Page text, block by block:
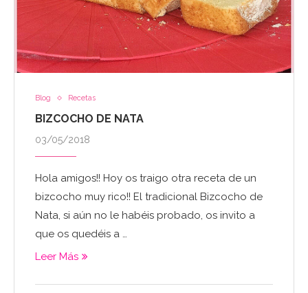
Blog Recetas
BIZCOCHO DE NATA
03/05/2018
Hola amigos!! Hoy os traigo otra receta de un
bizcocho muy rico!! El tradicional Bizcocho de
Nata, si aún no le habéis probado, os invito a
que os quedéis a …
Leer Más